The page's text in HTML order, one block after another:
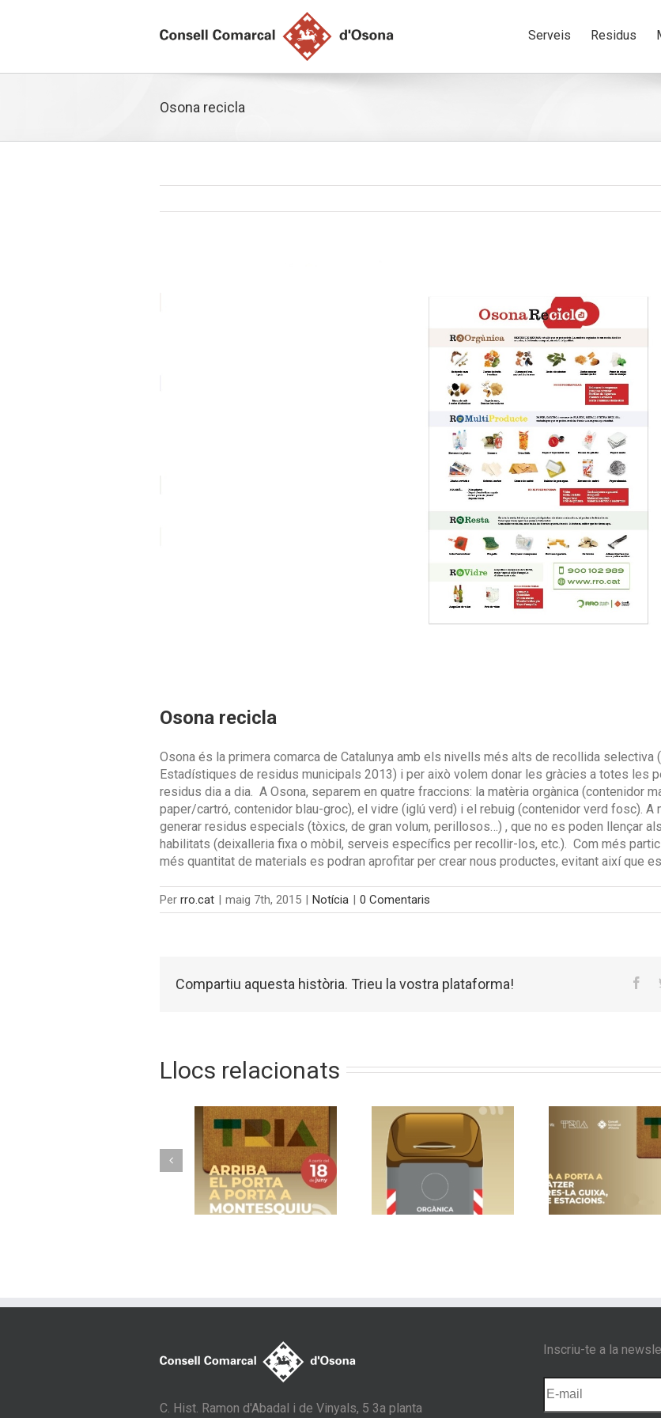
Serveis Residus
Osona recicla
Osona recicla
Osona és la primera comarca de Catalunya amb els nivells més alts de recollida selectiva
Estadístiques de residus municipals 2013) i per això volem donar les gràcies a totes les
residus dia a dia. A Osona, separem en quatre fraccions: la matèria orgànica (contenidor
paper/cartró, contenidor blau-groc), el vidre (iglú verd) i el rebuig (contenidor verd fosc). A
generar residus especials (tòxics, de gran volum, perillosos…) , que no es poden llençar
habilitats (deixalleria fixa o mòbil, serveis específics per recollir-los, etc.). Com més
més quantitat de materials es podran aprofitar per crear nous productes, evitant així que
Per rro.cat | maig 7th, 2015 | Notícia | 0 Comentaris
Compartiu aquesta història. Trieu la vostra plataforma!
Llocs relacionats
Arriba el porta a
Torelló implanta un
nou model de
recollida avançada
Vic implanta la
recollida porta a
porta als barris de
Nou
control
C. Hist. Ramon d'Abadal i de Vinyals, 5 3a planta
Inscriu-te a la